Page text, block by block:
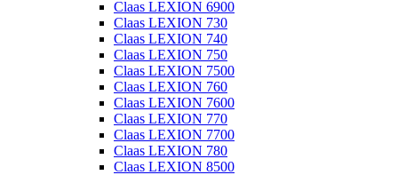
Claas LEXION 6900
Claas LEXION 730
Claas LEXION 740
Claas LEXION 750
Claas LEXION 7500
Claas LEXION 760
Claas LEXION 7600
Claas LEXION 770
Claas LEXION 7700
Claas LEXION 780
Claas LEXION 8500